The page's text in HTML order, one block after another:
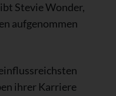
Stevie Wonder,
aufgenommen
ihrer Karriere